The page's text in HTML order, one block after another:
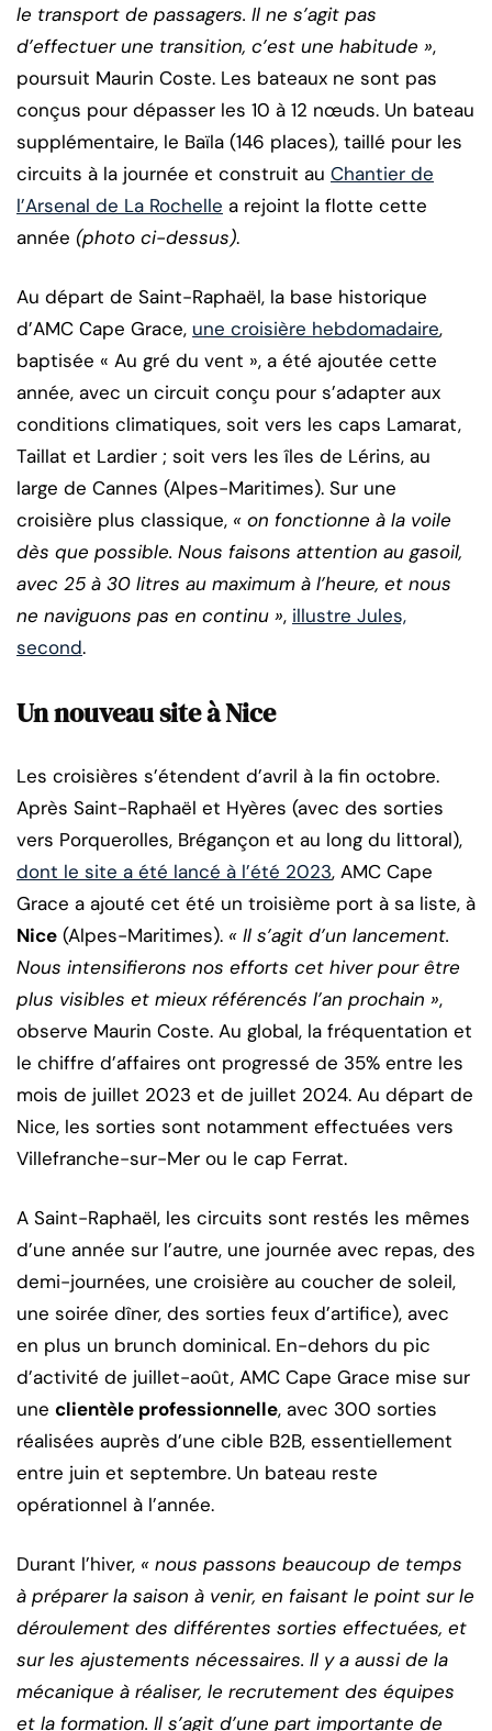
le transport de passagers. Il ne s’agit pas
d’effectuer une transition, c’est une habitude »,
poursuit Maurin Coste. Les bateaux ne sont pas
conçus pour dépasser les 10 à 12 nœuds. Un bateau
supplémentaire, le Baïla (146 places), taillé pour les
circuits à la journée et construit au Chantier de
l’Arsenal de La Rochelle a rejoint la flotte cette
année (photo ci-dessus).
Au départ de Saint-Raphaël, la base historique
d’AMC Cape Grace, une croisière hebdomadaire,
baptisée « Au gré du vent », a été ajoutée cette
année, avec un circuit conçu pour s’adapter aux
conditions climatiques, soit vers les caps Lamarat,
Taillat et Lardier ; soit vers les îles de Lérins, au
large de Cannes (Alpes-Maritimes). Sur une
croisière plus classique, « on fonctionne à la voile
dès que possible. Nous faisons attention au gasoil,
avec 25 à 30 litres au maximum à l’heure, et nous
ne naviguons pas en continu », illustre Jules,
second.
Un nouveau site à Nice
Les croisières s’étendent d’avril à la fin octobre.
Après Saint-Raphaël et Hyères (avec des sorties
vers Porquerolles, Brégançon et au long du littoral),
dont le site a été lancé à l’été 2023, AMC Cape
Grace a ajouté cet été un troisième port à sa liste, à
Nice (Alpes-Maritimes). « Il s’agit d’un lancement.
Nous intensifierons nos efforts cet hiver pour être
plus visibles et mieux référencés l’an prochain »,
observe Maurin Coste. Au global, la fréquentation et
le chiffre d’affaires ont progressé de 35% entre les
mois de juillet 2023 et de juillet 2024. Au départ de
Nice, les sorties sont notamment effectuées vers
Villefranche-sur-Mer ou le cap Ferrat.
A Saint-Raphaël, les circuits sont restés les mêmes
d’une année sur l’autre, une journée avec repas, des
demi-journées, une croisière au coucher de soleil,
une soirée dîner, des sorties feux d’artifice), avec
en plus un brunch dominical. En-dehors du pic
d’activité de juillet-août, AMC Cape Grace mise sur
une clientèle professionnelle, avec 300 sorties
réalisées auprès d’une cible B2B, essentiellement
entre juin et septembre. Un bateau reste
opérationnel à l’année.
Durant l’hiver, « nous passons beaucoup de temps
à préparer la saison à venir, en faisant le point sur le
déroulement des différentes sorties effectuées, et
sur les ajustements nécessaires. Il y a aussi de la
mécanique à réaliser, le recrutement des équipes
et la formation. Il s’agit d’une part importante de